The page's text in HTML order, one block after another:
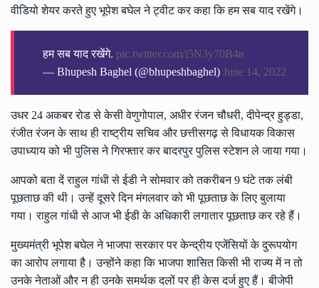
वीडियो शेयर करते हुए भूपेश बघेल ने ट्वीट कर कहा कि हम सब याद रखेंगे।
हम सब याद रखेंगे. pic.twitter.com/i5N3y70B4n
— Bhupesh Baghel (@bhupeshbaghel) June 14, 2022
उधर 24 अकबर रोड से केसी वेणुगोपाल, अधीर रंजन चौधरी, दीपेन्द्र हुड्डा,
रंजीत रंजन के साथ ही राष्ट्रीय सचिव और छत्तीसगढ़ से विधायक विकास
उपाध्याय को भी पुलिस ने गिरफ्तार कर बादरपुर पुलिस स्टेशन ले जाया गया।
आपको बता दें राहुल गांधी से ईडी ने सोमवार को तकरीबन 9 घंटे तक लंबी
पूछताछ की थी। उन्हें दूसरे दिन मंगलवार को भी पूछताछ के लिए बुलाया
गया। राहुल गांधी से आज भी ईडी के अधिकारी लगातार पूछताछ कर रहे हैं।
मुख्यमंत्री भूपेश बघेल ने भाजपा सरकार पर केन्द्रीय एजेंसियों के दुरूपयोग
का आरोप लगाया है। उन्होंने कहा कि भाजपा शासित किसी भी राज्य में न तो
उनके नेताओं और न ही उनके समर्थक दलों पर ही केस दर्ज हुए हैं। बीजेपी